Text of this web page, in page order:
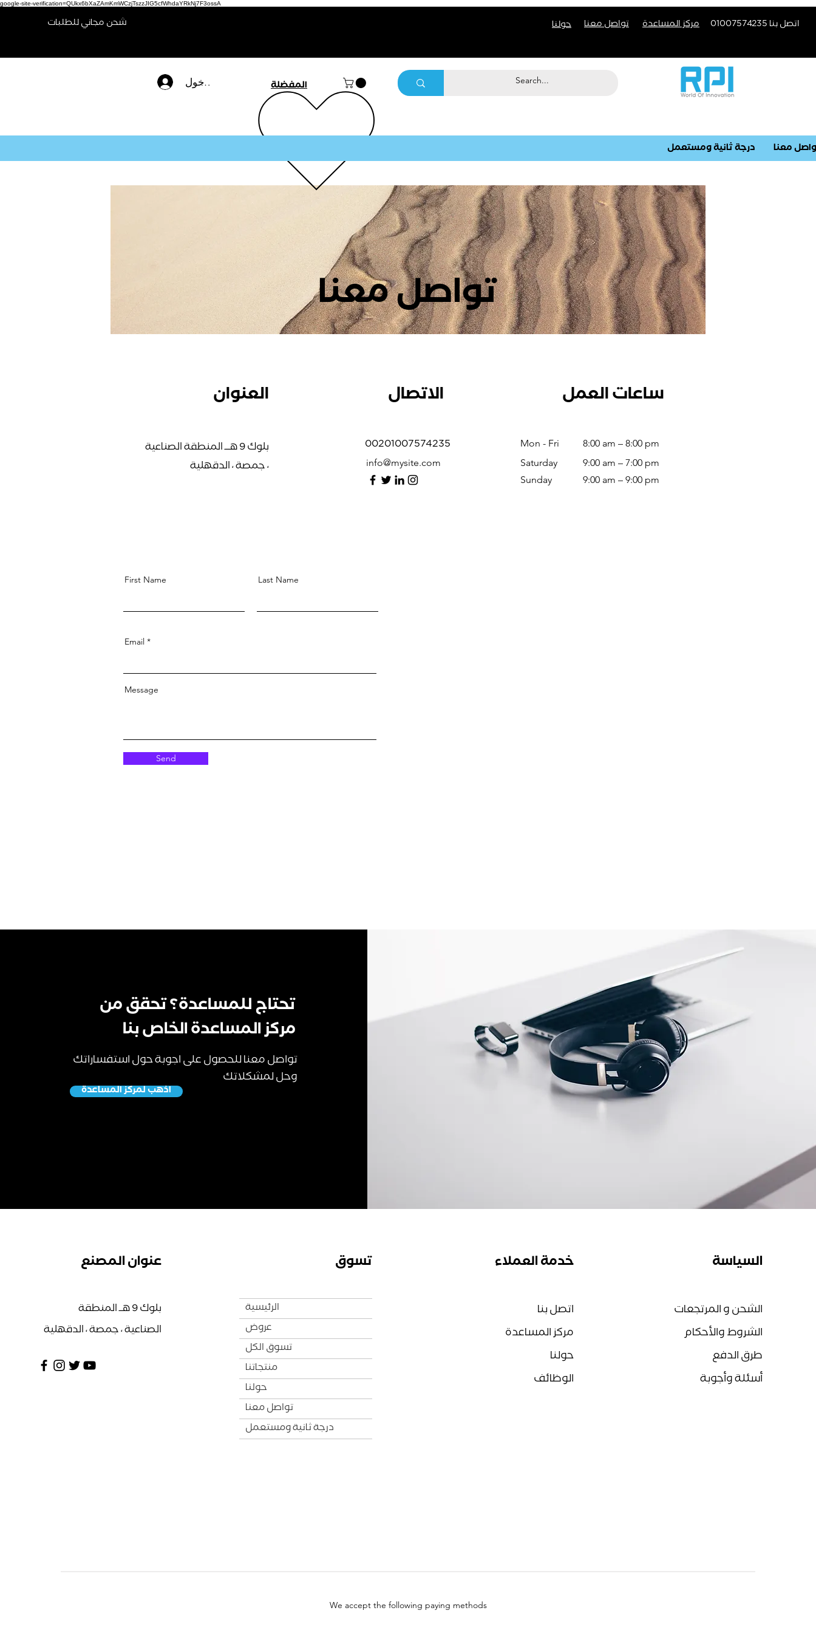
google-site-verification=QUkx6bXaZAmKmWCzjTszzJIG5cfWhdaYRkNj7F3ossA
حولنا تواصل معنا مركز المساعدة اتصل بنا 01007574235
تسجيل الدخول المفضلة
معنا درجة ثانية ومستعمل
تواصل معنا
العنوان
بلوك 9 هـــ المنطقة الصناعية
، جمصة ، الدقهلية
الاتصال ساعات العمل
00201007574235
Mon - Fri
info@mysite.com
Saturday
​Sunday
8:00 am – 8:00 pm
9:00 am – 7:00 pm
9:00 am – 9:00 pm
First Name Last Name
Email
Message
Send
تحتاج للمساعدة؟ تحقق من
مركز المساعدة الخاص بنا
تواصل معنا للحصول على اجوبة حول استفساراتك
وحل لمشكلاتك
اذهب لمركز المساعدة
عنوان المصنع
بلوك 9 هــ المنطقة
الصناعية ، جمصة ، الدقهلية
تسوق
الرئيسية
عروض
تسوق الكل
منتجاتنا
حولنا
تواصل معنا
درجة ثانية ومستعمل
خدمة العملاء
اتصل بنا
مركز المساعدة
حولنا
الوظائف
السياسة
الشحن و المرتجعات
الشروط والأحكام
طرق الدفع
أسئلة وأجوبة
We accept the following paying methods